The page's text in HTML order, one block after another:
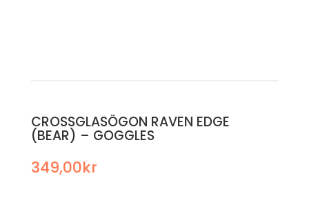
CROSSGLASÖGON RAVEN EDGE
(BEAR) – GOGGLES
349,00kr